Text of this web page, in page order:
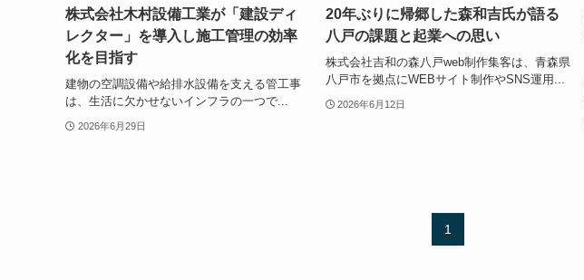
株式会社木村設備工業が「建設ディ
レクター」を導入し施工管理の効率
化を目指す
建物の空調設備や給排水設備を支える管工事
は、生活に欠かせないインフラの一つで...
2026年6月29日
20年ぶりに帰郷した森和吉氏が語る
八戸の課題と起業への思い
株式会社吉和の森八戸web制作集客は、青森県
八戸市を拠点にWEBサイト制作やSNS運用...
2026年6月12日
1